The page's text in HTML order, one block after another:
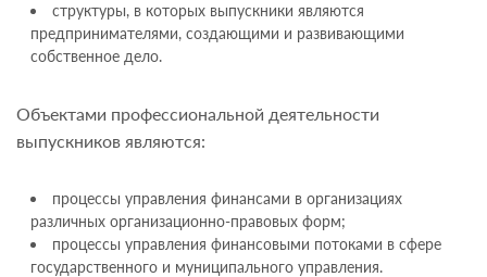
структуры, в которых выпускники являются
предпринимателями, создающими и развивающими
собственное дело.
Объектами профессиональной деятельности
выпускников являются:
процессы управления финансами в организациях
различных организационно-правовых форм;
процессы управления финансовыми потоками в сфере
государственного и муниципального управления.